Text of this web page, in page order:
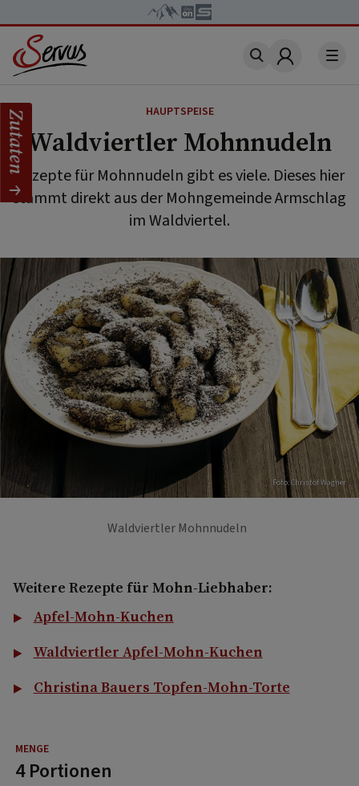
Account
HAUPTSPEISE
Waldviertler Mohnnudeln
Rezepte für Mohnnudeln gibt es viele. Dieses hier
stammt direkt aus der Mohngemeinde Armschlag
im Waldviertel.
Foto: Christof Wagner
Waldviertler Mohnnudeln
Weitere Rezepte für Mohn-Liebhaber:
Apfel-Mohn-Kuchen
Waldviertler Apfel-Mohn-Kuchen
Christina Bauers Topfen-Mohn-Torte
4 Portionen
Zutaten